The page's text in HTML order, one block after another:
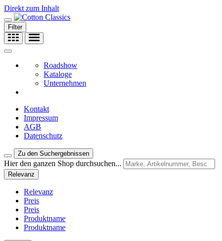
Direkt zum Inhalt
Filter
Roadshow
Kataloge
Unternehmen
Kontakt
Impressum
AGB
Datenschutz
Zu den Suchergebnissen
Hier den ganzen Shop durchsuchen...
Relevanz
Relevanz
Preis
Preis
Produktname
Produktname